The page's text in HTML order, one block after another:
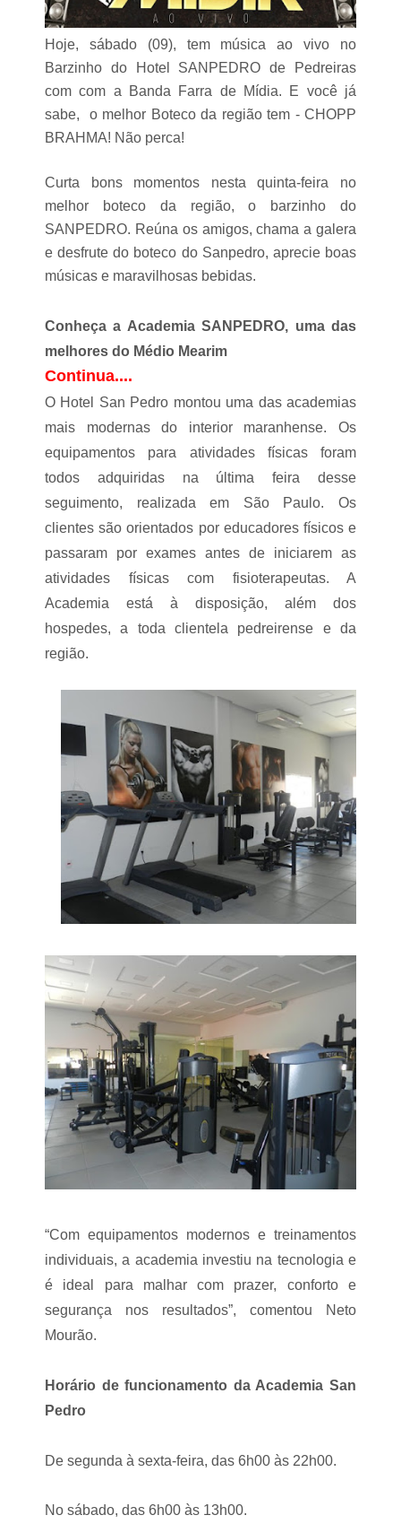
Hoje, sábado (09), tem música ao vivo no
Barzinho do Hotel SANPEDRO de Pedreiras
com com a Banda Farra de Mídia. E você já
sabe, o melhor Boteco da região tem - CHOPP
BRAHMA! Não perca!
Curta bons momentos nesta quinta-feira no
melhor boteco da região, o barzinho do
SANPEDRO. Reúna os amigos, chama a galera
e desfrute do boteco do Sanpedro, aprecie boas
músicas e maravilhosas bebidas.
Conheça a Academia SANPEDRO, uma das
melhores do Médio Mearim
Continua....
O Hotel San Pedro montou uma das academias
mais modernas do interior maranhense. Os
equipamentos para atividades físicas foram
todos adquiridas na última feira desse
seguimento, realizada em São Paulo. Os
clientes são orientados por educadores físicos e
passaram por exames antes de iniciarem as
atividades físicas com fisioterapeutas. A
Academia está à disposição, além dos
hospedes, a toda clientela pedreirense e da
região.
“Com equipamentos modernos e treinamentos
individuais, a academia investiu na tecnologia e
é ideal para malhar com prazer, conforto e
segurança nos resultados”, comentou Neto
Mourão.
Horário de funcionamento da Academia San
Pedro
De segunda à sexta-feira, das 6h00 às 22h00.
No sábado, das 6h00 às 13h00.